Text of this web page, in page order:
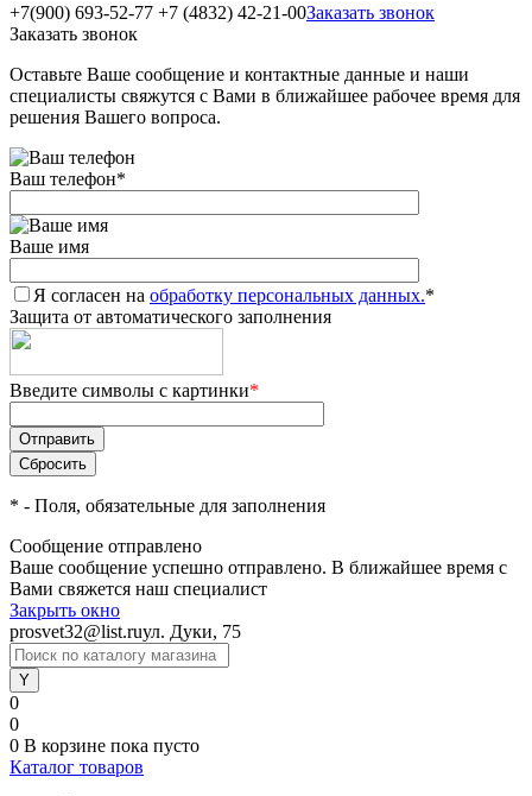
+7(900) 693-52-77 +7 (4832) 42-21-00Заказать звонок
Заказать звонок
Оставьте Ваше сообщение и контактные данные и наши
специалисты свяжутся с Вами в ближайшее рабочее время для
решения Вашего вопроса.
Ваш телефон*
Ваше имя
Я согласен на обработку персональных данных.*
Защита от автоматического заполнения
Введите символы с картинки*
* - Поля, обязательные для заполнения
Сообщение отправлено
Ваше сообщение успешно отправлено. В ближайшее время с
Вами свяжется наш специалист
Закрыть окно
prosvet32@list.ruул. Дуки, 75
0
0
0 В корзине пока пусто
Каталог товаров